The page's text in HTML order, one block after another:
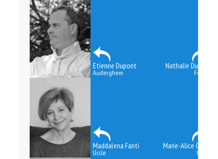
Etienne Dupont
Auderghem
Nathalie Durant
Forest
Maddalena Fanti
Uccle
Marie-Alice Gohy
Uccle